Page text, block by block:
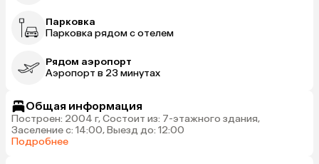
Парковка
Парковка рядом с отелем
Рядом аэропорт
Аэропорт в 23 минутах
Общая информация
Построен: 2004 г, Состоит из: 7-этажного здания,
Заселение с: 14:00, Выезд до: 12:00
Подробнее